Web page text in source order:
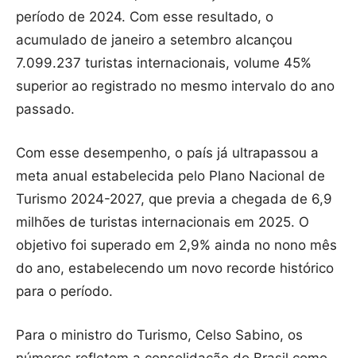
período de 2024. Com esse resultado, o
acumulado de janeiro a setembro alcançou
7.099.237 turistas internacionais, volume 45%
superior ao registrado no mesmo intervalo do ano
passado.
Com esse desempenho, o país já ultrapassou a
meta anual estabelecida pelo Plano Nacional de
Turismo 2024-2027, que previa a chegada de 6,9
milhões de turistas internacionais em 2025. O
objetivo foi superado em 2,9% ainda no nono mês
do ano, estabelecendo um novo recorde histórico
para o período.
Para o ministro do Turismo, Celso Sabino, os